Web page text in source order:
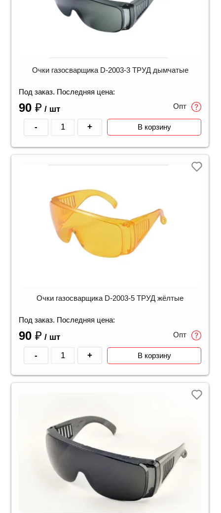
Очки газосварщика D-2003-3 ТРУД дымчатые
Под заказ. Последняя цена:
90 ₽ / шт Опт
- + В корзину
Очки газосварщика D-2003-5 ТРУД жёлтые
Под заказ. Последняя цена:
90 ₽ / шт Опт
- + В корзину